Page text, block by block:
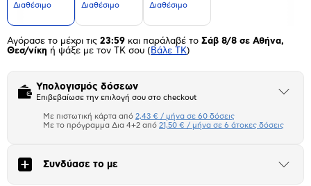
Διαθέσιμο Διαθέσιμο Διαθέσιμο
Αγόρασε το μέχρι τις 23:59 και παράλαβέ το Σάβ 8/8 σε Αθήνα,
Θεσ/νίκη ή ψάξε με τον ΤΚ σου ( Βάλε ΤΚ)
Υπολογισμός δόσεων
Επιβεβαίωσε την επιλογή σου στο checkout
Άνοιξε
Πιστωτική κάρτα
Με πιστωτική κάρτα από 2,43 € / μήνα σε 60 δόσεις
Με το πρόγραμμα Δια 4+2 από 21,50 € / μήνα σε 6 άτοκες δόσεις
Συνδύασε το με
Άνοιξε